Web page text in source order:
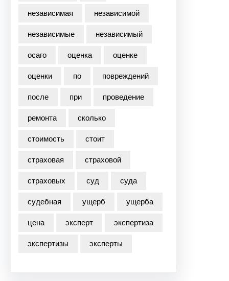
независимая
независимой
независимые
независимый
осаго
оценка
оценке
оценки
по
повреждений
после
при
проведение
ремонта
сколько
стоимость
стоит
страховая
страховой
страховых
суд
суда
судебная
ущерб
ущерба
цена
эксперт
экспертиза
экспертизы
эксперты